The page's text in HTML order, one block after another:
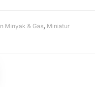
Minyak & Gas, Miniatur